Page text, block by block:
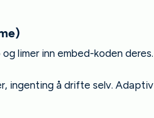
limer inn embed-koden deres.
ingenting å drifte selv. Adaptiv